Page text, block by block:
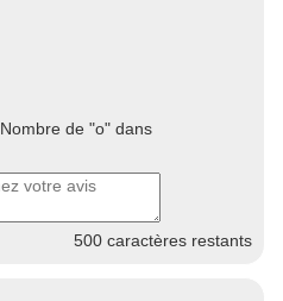
Nombre de "o" dans
500 caractères restants